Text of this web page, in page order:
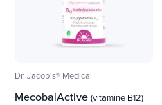
Dr. Jacob's® Medical
MecobalActive (vitamine B12)